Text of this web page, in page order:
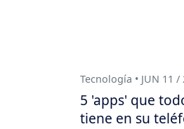
Tecnología • JUN 11 /
5 'apps' que
tiene en su